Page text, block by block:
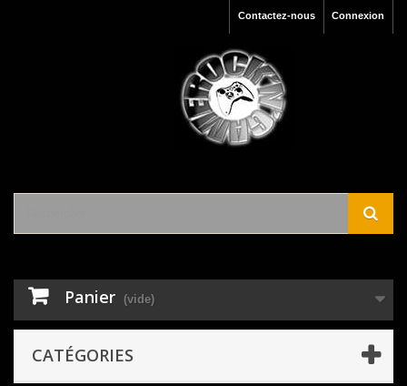
Connexion
Contactez-nous
Panier (vide)
CATÉGORIES